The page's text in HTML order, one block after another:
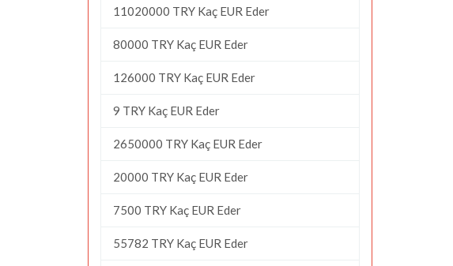
11020000 TRY Kaç EUR Eder
80000 TRY Kaç EUR Eder
126000 TRY Kaç EUR Eder
9 TRY Kaç EUR Eder
2650000 TRY Kaç EUR Eder
20000 TRY Kaç EUR Eder
7500 TRY Kaç EUR Eder
55782 TRY Kaç EUR Eder